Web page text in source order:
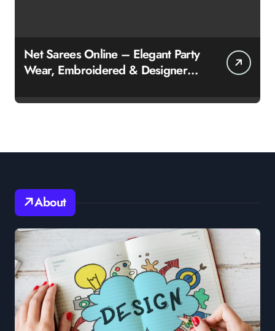
Net Sarees Online – Elegant Party
Wear, Embroidered & Designer
About